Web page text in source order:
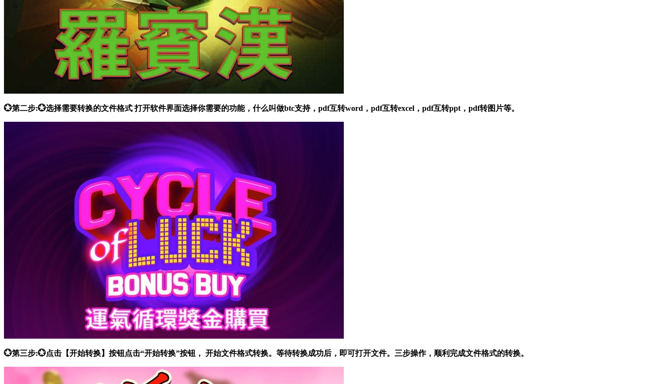
💮第二步:💮选择需要转换的文件格式 打开软件界面选择你需要的功能，什么叫做btc支持，pdf互转word，pdf互转excel，pdf互转ppt，pdf转图片等。
💮第三步:💮点击【开始转换】按钮点击“开始转换”按钮， 开始文件格式转换。等待转换成功后，即可打开文件。三步操作，顺利完成文件格式的转换。